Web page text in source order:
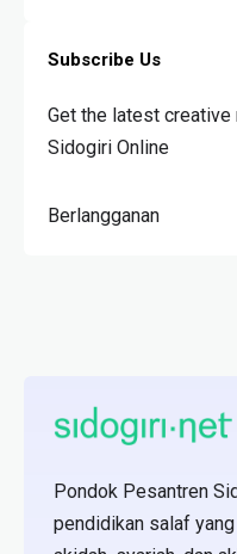
Subscribe Us
Get the latest
Sidogiri Online
Berlangganan
Pondok Pesantren
pendidikan salaf